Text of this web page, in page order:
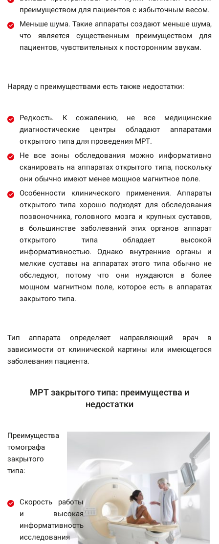
преимуществом для пациентов с избыточным весом.
Меньше шума. Такие аппараты создают меньше шума,
что является существенным преимуществом для
пациентов, чувствительных к посторонним звукам.
Наряду с преимуществами есть также недостатки:
Редкость. К сожалению, не все медицинские
диагностические центры обладают аппаратами
открытого типа для проведения МРТ.
Не все зоны обследования можно информативно
сканировать на аппаратах открытого типа, поскольку
они обычно имеют менее мощное магнитное поле.
Особенности клинического применения. Аппараты
открытого типа хорошо подходят для обследования
позвоночника, головного мозга и крупных суставов,
в большинстве заболеваний этих органов аппарат
открытого типа обладает высокой
информативностью. Однако внутренние органы и
мелкие суставы на аппаратах этого типа обычно не
обследуют, потому что они нуждаются в более
мощном магнитном поле, которое есть в аппаратах
закрытого типа.
Тип аппарата определяет направляющий врач в
зависимости от клинической картины или имеющегося
заболевания пациента.
МРТ закрытого типа: преимущества и
недостатки
Преимущества
томографа
закрытого
типа:
Скорость работы
и высокая
информативность
исследования